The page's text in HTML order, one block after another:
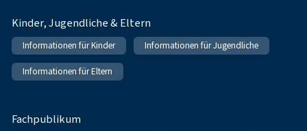
Kinder, Jugendliche & Eltern
Informationen für Kinder Informationen für Jugendliche
Informationen für Eltern
Fachpublikum